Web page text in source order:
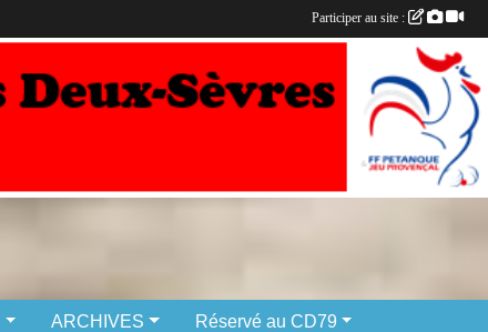
ARCHIVES Réservé au CD79
Participer au site :